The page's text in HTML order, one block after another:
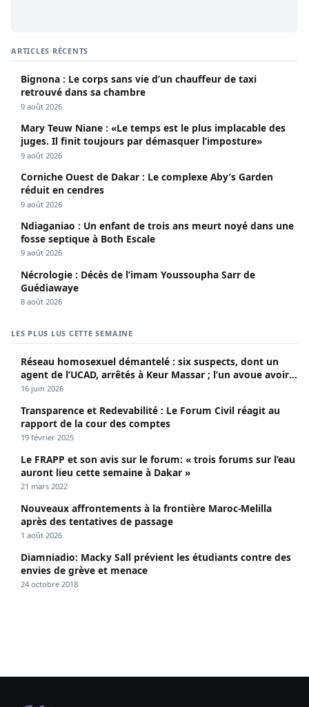
ARTICLES RÉCENTS
Bignona : Le corps sans vie d’un chauffeur de taxi
retrouvé dans sa chambre
9 août 2026
Mary Teuw Niane : «Le temps est le plus implacable des
juges. Il finit toujours par démasquer l’imposture»
9 août 2026
Corniche Ouest de Dakar : Le complexe Aby’s Garden
réduit en cendres
9 août 2026
Ndiaganiao : Un enfant de trois ans meurt noyé dans une
fosse septique à Both Escale
9 août 2026
Nécrologie : Décès de l’imam Youssoupha Sarr de
Guédiawaye
8 août 2026
LES PLUS LUS CETTE SEMAINE
Réseau homosexuel démantelé : six suspects, dont un
agent de l’UCAD, arrêtés à Keur Massar ; l’un avoue avoir
propagé le VIH depuis 2018
16 juin 2026
Transparence et Redevabilité : Le Forum Civil réagit au
rapport de la cour des comptes
19 février 2025
Le FRAPP et son avis sur le forum: « trois forums sur l’eau
auront lieu cette semaine à Dakar »
21 mars 2022
Nouveaux affrontements à la frontière Maroc-Melilla
après des tentatives de passage
1 août 2026
Diamniadio: Macky Sall prévient les étudiants contre des
envies de grève et menace
24 octobre 2018